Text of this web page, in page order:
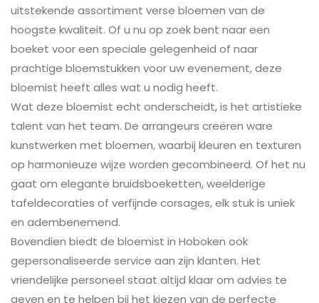
uitstekende assortiment verse bloemen van de
hoogste kwaliteit. Of u nu op zoek bent naar een
boeket voor een speciale gelegenheid of naar
prachtige bloemstukken voor uw evenement, deze
bloemist heeft alles wat u nodig heeft.
Wat deze bloemist echt onderscheidt, is het artistieke
talent van het team. De arrangeurs creëren ware
kunstwerken met bloemen, waarbij kleuren en texturen
op harmonieuze wijze worden gecombineerd. Of het nu
gaat om elegante bruidsboeketten, weelderige
tafeldecoraties of verfijnde corsages, elk stuk is uniek
en adembenemend.
Bovendien biedt de bloemist in Hoboken ook
gepersonaliseerde service aan zijn klanten. Het
vriendelijke personeel staat altijd klaar om advies te
geven en te helpen bij het kiezen van de perfecte